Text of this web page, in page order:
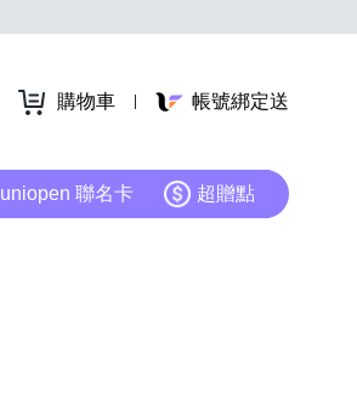
購物車 帳號綁定送
uniopen 聯名卡 超贈點